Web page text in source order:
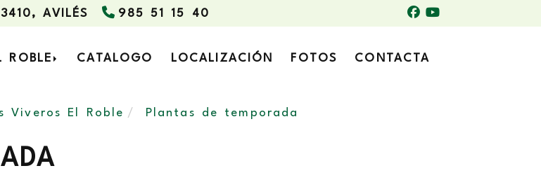
AVILÉS 985 51 15 40
ROBLE CATALOGO LOCALIZACIÓN FOTOS CONTACTA
Viveros El Roble Plantas de temporada